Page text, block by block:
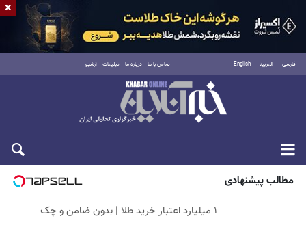
فارسی العربية English تماس با ما درباره ما تبلیغات آرشیو
پنجشنبه ۱۵ مرداد ۱۴۰۵
مطالب پیشنهادی
۱ میلیارد اعتبار خرید طلا | بدون ضامن و چک
×